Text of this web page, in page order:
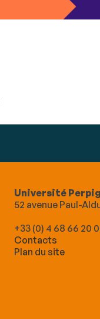
Université
52 avenue Paul-
+33 (0) 4 68 66 20
Contacts
Plan du site